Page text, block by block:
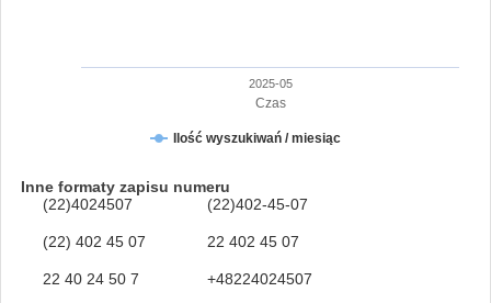
Czas
Ilość wyszukiwań / miesiąc
2025-05
Inne formaty zapisu numeru
(22)4024507
(22)402-45-07
(22) 402 45 07 22 402 45 07
22 40 24 50 7 +48224024507